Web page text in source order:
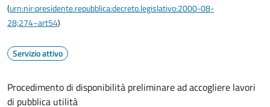
(urn:nir:presidente.repubblica:decreto.legislativo:2000-08-
28;274~art54)
Servizio attivo
Procedimento di disponibilità preliminare ad accogliere lavori
di pubblica utilità